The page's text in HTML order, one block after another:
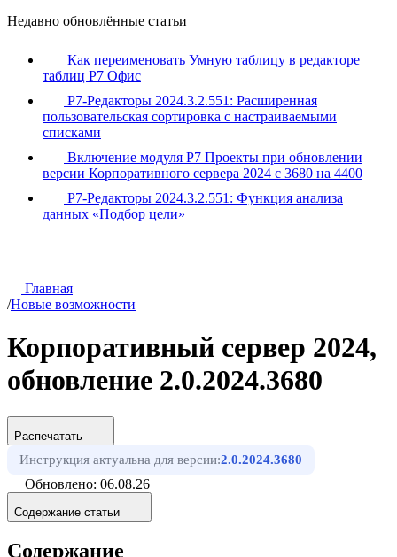
Недавно обновлённые статьи
Как переименовать Умную таблицу в редакторе
таблиц Р7 Офис
Р7-Редакторы 2024.3.2.551: Расширенная
пользовательская сортировка с настраиваемыми
списками
Включение модуля Р7 Проекты при обновлении
версии Корпоративного сервера 2024 с 3680 на 4400
Р7-Редакторы 2024.3.2.551: Функция анализа
данных «Подбор цели»
Главная
/Новые возможности
Корпоративный сервер 2024,
обновление 2.0.2024.3680
Распечатать
Инструкция актуальна для версии:2.0.2024.3680
Обновлено: 06.08.26
Содержание статьи
Содержание